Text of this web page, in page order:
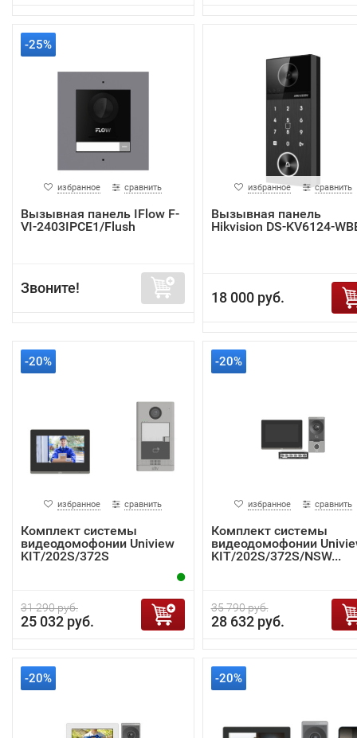
-25%
избранное сравнить
Вызывная панель IFlow F-
VI-2403IPCE1/Flush
Звоните!
избранное сравнить
Вызывная панель
Hikvision DS-KV6124-
18 000 руб.
-20%
избранное сравнить
Комплект системы
видеодомофонии Uniview
KIT/202S/372S
31 290 руб.
25 032 руб.
-20%
избранное сравнить
Комплект системы
видеодомофонии
KIT/202S/372S/NSW...
35 790 руб.
28 632 руб.
-20% -20%